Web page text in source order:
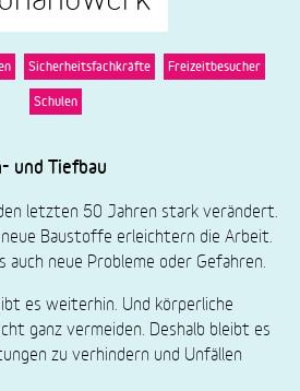
Sicherheitsfachkräfte
Freizeitbesucher
Schulen
und Tiefbau
letzten 50 Jahren stark verändert.
Baustoffe erleichtern die Arbeit.
auch neue Probleme oder Gefahren.
es weiterhin. Und körperliche
ganz vermeiden. Deshalb bleibt es
zu verhindern und Unfällen